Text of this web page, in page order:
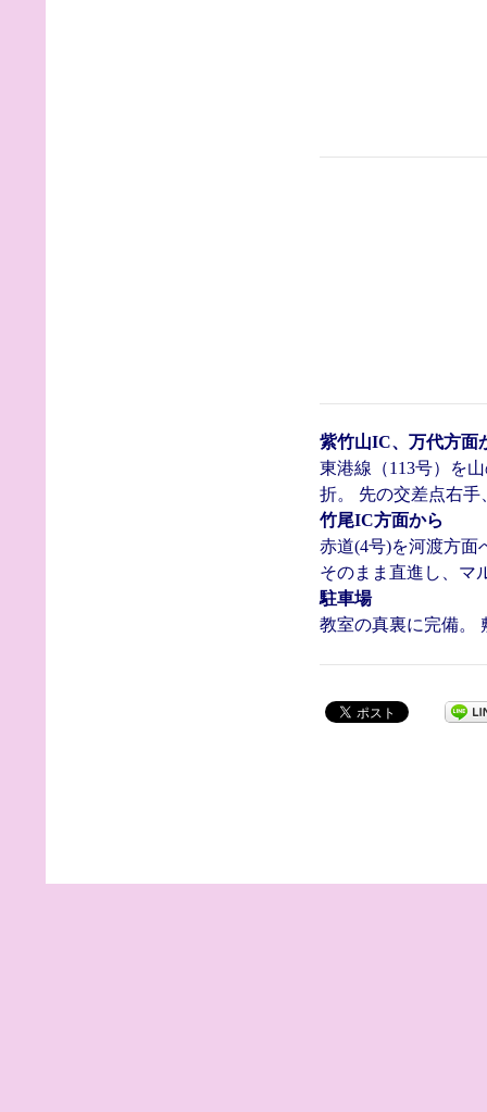
紫竹山IC、万代方面
東港線（113号）を
折。 先の交差点右手
竹尾IC方面から
赤道(4号)を河渡方面
そのまま直進し、マ
駐車場
教室の真裏に完備。